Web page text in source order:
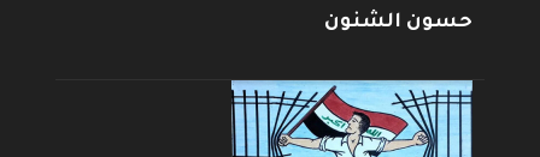
حسون الشنون